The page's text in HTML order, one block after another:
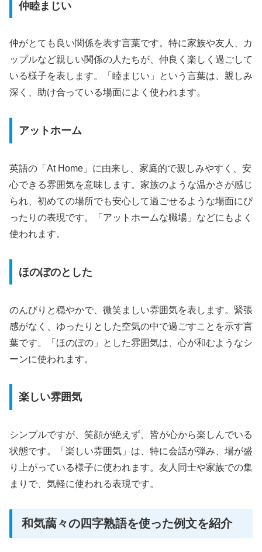
仲睦まじい
仲がとても良い関係を表す言葉です。特に家族や友人、カ
ップルなど親しい関係の人たちが、仲良く楽しく過ごして
いる様子を表します。「睦まじい」という言葉は、親しみ
深く、助け合っている場面によく使われます。
アットホーム
英語の「At Home」に由来し、家庭的で親しみやすく、安
心できる雰囲気を意味します。家族のような温かさが感じ
られ、初めての場所でも安心して過ごせるような場面にぴ
ったりの表現です。「アットホームな職場」などにもよく
使われます。
ほのぼのとした
のんびりと穏やかで、微笑ましい雰囲気を表します。緊張
感がなく、ゆったりとした空気の中で過ごすことを示す言
葉です。「ほのぼの」とした雰囲気は、心が和むようなシ
ーンに使われます。
楽しい雰囲気
シンプルですが、笑顔が絶えず、皆が心から楽しんでいる
状態です。「楽しい雰囲気」は、特に会話が弾み、場が盛
り上がっている様子に使われます。友人同士や家族での集
まりで、気軽に使われる表現です。
和気藹々の四字熟語を使った例文を紹介